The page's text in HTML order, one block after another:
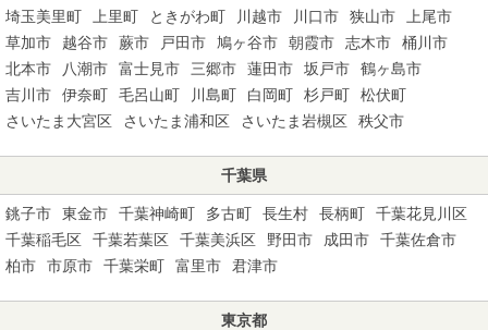
埼玉美里町
上里町 ときがわ町 川越市 川口市 狭山市
上尾市
草加市
越谷市 蕨市 戸田市 鳩ヶ谷市 朝霞市 志木市
桶川市
北本市
八潮市 富士見市 三郷市 蓮田市 坂戸市
鶴ヶ島市
吉川市
伊奈町 毛呂山町 川島町 白岡町 杉戸町
松伏町
さいたま大宮区
さいたま浦和区 さいたま岩槻区 秩父市
千葉県
銚子市 東金市 千葉神崎町 多古町 長生村 長柄町
千葉花見川区
千葉稲毛区
千葉若葉区 千葉美浜区 野田市 成田市
千葉佐倉市
柏市
市原市 千葉栄町 富里市 君津市
東京都